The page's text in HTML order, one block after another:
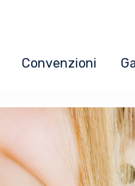
Convenzioni